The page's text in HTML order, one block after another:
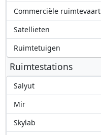
Commerciële ruimtevaart
Satellieten
Ruimtetuigen
Ruimtestations
Salyut
Mir
Skylab